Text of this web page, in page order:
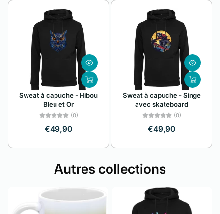
Sweat à capuche - Hibou
Bleu et Or
(0)
€49,90
Sweat à capuche - Singe
avec skateboard
(0)
€49,90
Autres collections